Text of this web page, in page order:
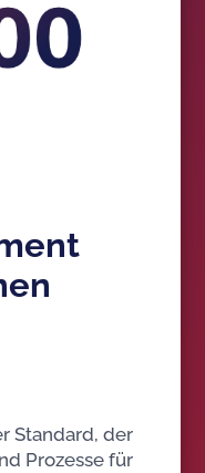
Standard, der
Prozesse für